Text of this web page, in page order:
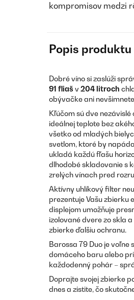
kompromisov medzi
Popis produktu
Dobré víno si zaslúži
91 fliaš v 204 litroch
obývačke ani
Kľúčom sú dve
ideálnej teplote bez
všetko od mladých
svetlom, ktoré by
ukladá každú fľašu
dlhodobé skladovanie s
zrelých vínach pred
Aktívny uhlíkový filter
prezentuje Vašu zbierku
displejom umožňuje
izolované dvere zo skla
zbierke ďalšiu ochranu.
Barossa 79 Duo je voľne
domáceho baru alebo
každodenný pohár –
Doprajte svojej zbierke
dnes a zistite, čo